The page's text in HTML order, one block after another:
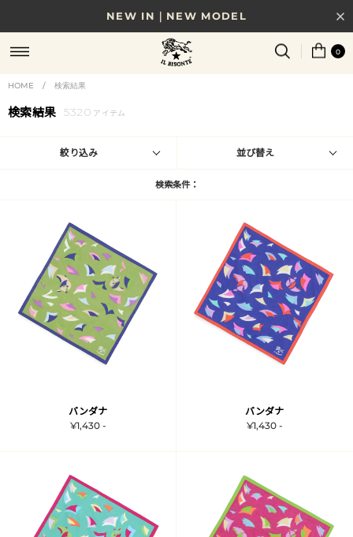
NEW IN｜NEW MODEL
8/17(月)10時まで｜税込11,000円以上で送料無料
贈る相手やシーンから選べる、新しいギフトガイド
NEW IN｜COLOR LEATHER
0
HOME / 検索結果
検索結果 5320 アイテム
絞り込み 並び替え
検索条件：
バンダナ
¥1,430 -
バンダナ
¥1,430 -